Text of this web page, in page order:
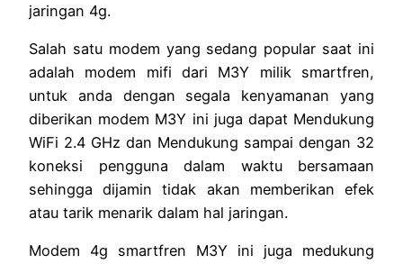
jaringan 4g.
Salah satu modem yang sedang popular saat ini
adalah modem mifi dari M3Y milik smartfren,
untuk anda dengan segala kenyamanan yang
diberikan modem M3Y ini juga dapat Mendukung
WiFi 2.4 GHz dan Mendukung sampai dengan 32
koneksi pengguna dalam waktu bersamaan
sehingga dijamin tidak akan memberikan efek
atau tarik menarik dalam hal jaringan.
Modem 4g smartfren M3Y ini juga medukung